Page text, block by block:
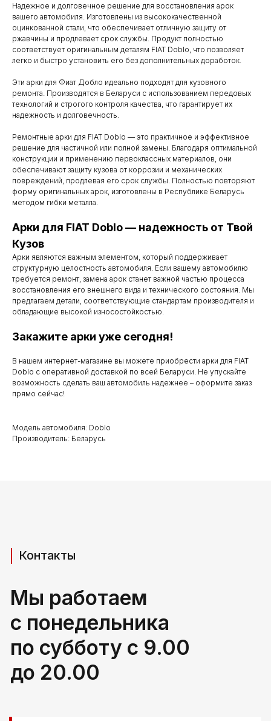
Надежное и долговечное решение для восстановления арок
вашего автомобиля. Изготовлены из высококачественной
оцинкованной стали, что обеспечивает отличную защиту от
ржавчины и продлевает срок службы. Продукт полностью
соответствует оригинальным деталям FIAT Doblo, что позволяет
легко и быстро установить его без дополнительных доработок.
Эти арки для Фиат Добло идеально подходят для кузовного
ремонта. Производятся в Беларуси с использованием передовых
технологий и строгого контроля качества, что гарантирует их
надежность и долговечность.
Ремонтные арки для FIAT Doblo — это практичное и эффективное
решение для частичной или полной замены. Благодаря оптимальной
конструкции и применению первоклассных материалов, они
обеспечивают защиту кузова от коррозии и механических
повреждений, продлевая его срок службы. Полностью повторяют
форму оригинальных арок, изготовлены в Республике Беларусь
методом гибки металла.
Арки для FIAT Doblo — надежность от Твой
Кузов
Арки являются важным элементом, который поддерживает
структурную целостность автомобиля. Если вашему автомобилю
требуется ремонт, замена арок станет важной частью процесса
восстановления его внешнего вида и технического состояния. Мы
предлагаем детали, соответствующие стандартам производителя и
обладающие высокой износостойкостью.
Закажите арки уже сегодня!
В нашем интернет-магазине вы можете приобрести арки для FIAT
Doblo с оперативной доставкой по всей Беларуси. Не упускайте
возможность сделать ваш автомобиль надежнее – оформите заказ
прямо сейчас!
Модель автомобиля: Doblo
Производитель: Беларусь
Контакты
Телефоны для связи
Политика конфиденциальности
+37529 231 88 27
РБ, Брестская область,
Мы работаем
с понедельника
по субботу с 9.00
до 20.00